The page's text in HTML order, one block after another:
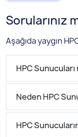
Sorularınız
Aşağıda yaygın
HPC
Neden HPC
HPC